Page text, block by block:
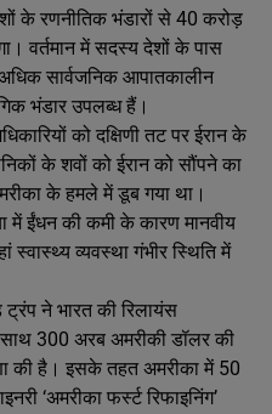
के रणनीतिक भंडारों से 40 करोड़
वर्तमान में सदस्य देशों के पास
सार्वजनिक आपातकालीन
भंडार उपलब्ध हैं।
को दक्षिणी तट पर ईरान के
के शवों को ईरान को सौंपने का
के हमले में डूब गया था।
में ईंधन की कमी के कारण मानवीय
स्वास्थ्य व्यवस्था गंभीर स्थिति में
ट्रंप ने भारत की रिलायंस
300 अरब अमरीकी डॉलर की
की है। इसके तहत अमरीका में 50
‘अमरीका फर्स्ट रिफाइनिंग’